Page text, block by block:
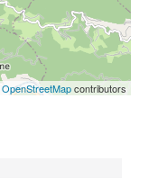
OpenStreetMapcontributors